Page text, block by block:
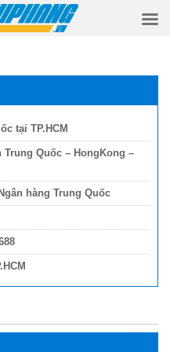
tại TP.HCM
Quốc – HongKong –
hàng Trung Quốc